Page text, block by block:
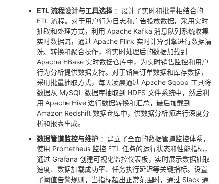
ETL 流程设计与工具选择：设计了实时和批量相结合的
ETL 流程。对于用户行为日志和广告投放数据，采用实时
抽取和处理方式，利用 Apache Kafka 消息队列系统收集
实时数据流，通过 Apache Flink 实时计算引擎进行数据清
洗、转换和聚合操作，将实时处理后的数据加载到
Apache HBase 实时数据仓库中，为实时销售监控和用户
行为分析提供数据支持。对于销售订单数据和库存数据，
采用批量抽取方式，每天凌晨通过 Apache Sqoop 工具将
数据从 MySQL 数据库抽取到 HDFS 文件系统中，然后利
用 Apache Hive 进行数据转换和汇总，最后加载到
Amazon Redshift 数据仓库中，供数据分析师进行深度分
析和报表生成。
数据管道监控与维护 ：建立了全面的数据管道监控体系，
使用 Prometheus 监控 ETL 任务的运行状态和性能指标，
通过 Grafana 创建可视化监控仪表板，实时展示数据抽取
速度、数据加载成功率、任务执行延迟等关键指标。设置
了阈值告警规则，当指标超出正常范围时，通过 Slack 通